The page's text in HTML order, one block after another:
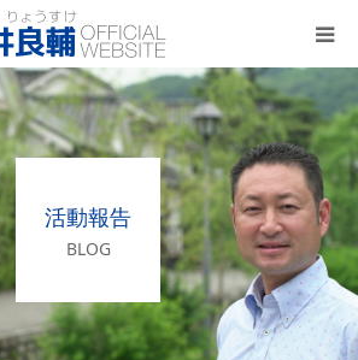
活動報告
BLOG